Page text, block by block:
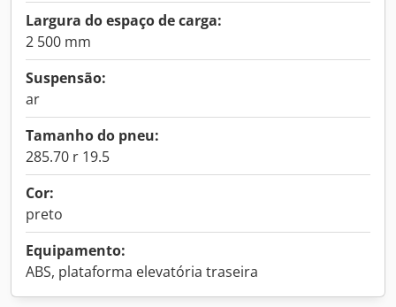
Largura do espaço de carga:
2 500 mm
Suspensão:
ar
Tamanho do pneu:
285.70 r 19.5
Cor:
preto
Equipamento:
ABS, plataforma elevatória traseira